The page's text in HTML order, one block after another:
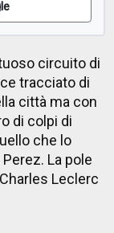
circuito di
tracciato di
città ma con
di colpi di
che lo
La pole
Leclerc